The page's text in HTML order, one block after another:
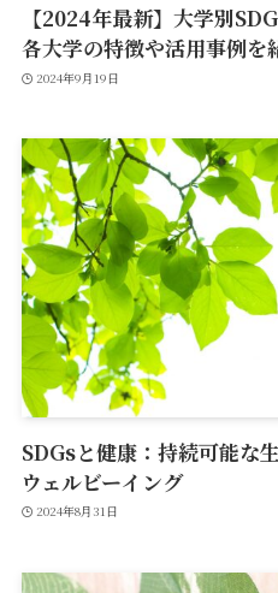
【2024年最新】大学別
各大学の特徴や活用事例を
2024年9月19日
SDGsと健康：持続可能な
ウェルビーイング
2024年8月31日